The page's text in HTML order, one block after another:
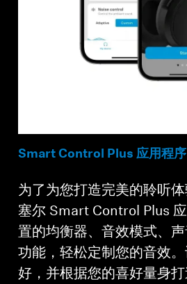
Smart Control Plus 应用程序
为了为您打造完美的聆听
塞尔 Smart Control Plus
置的均衡器、音效模式、
功能，轻松定制您的音效
好，并根据您的喜好量身打